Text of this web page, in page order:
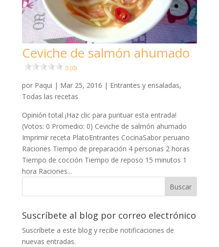
Ceviche de salmón ahumado
0 (0)
por Paqui | Mar 25, 2016 | Entrantes y ensaladas,
Todas las recetas
Opinión total ¡Haz clic para puntuar esta entrada!
(Votos: 0 Promedio: 0) Ceviche de salmón ahumado
Imprimir receta PlatoEntrantes CocinaSabor peruano
Raciones Tiempo de preparación 4 personas 2 horas
Tiempo de cocción Tiempo de reposo 15 minutos 1
hora Raciones...
Suscríbete al blog por correo electrónico
Suscríbete a este blog y recibe notificaciones de
nuevas entradas.